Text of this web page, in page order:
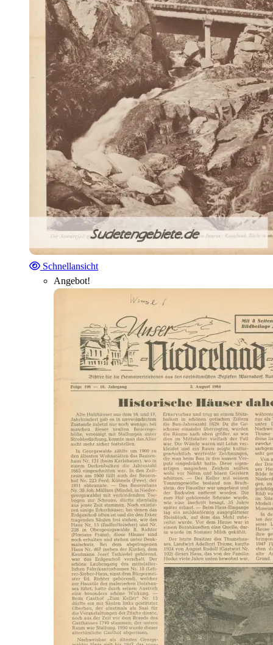
Schnellansicht
Angebot!